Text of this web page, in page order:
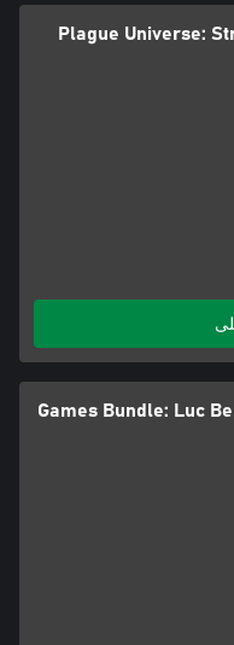
Plague Universe: